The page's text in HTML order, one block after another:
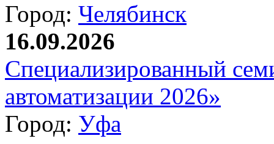
Город: Челябинск
16.09.2026
Специализированный
автоматизации 2026»
Город: Уфа